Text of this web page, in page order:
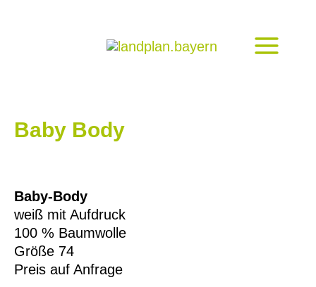
Baby Body
Baby-Body
weiß mit Aufdruck
100 % Baumwolle
Größe 74
Preis auf Anfrage